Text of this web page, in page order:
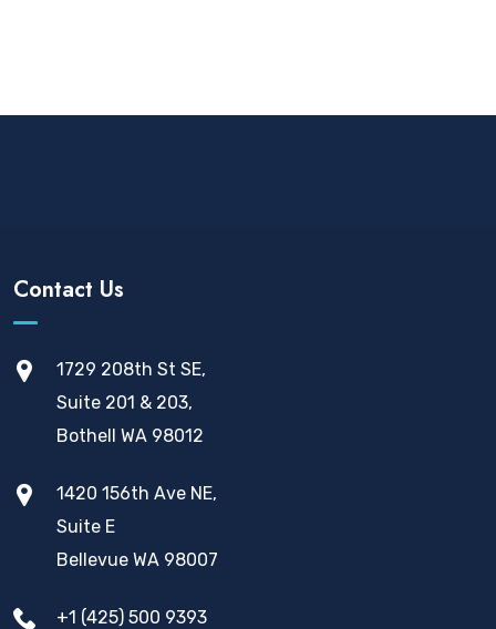
Contact Us
1729 208th St SE,
Suite 201 & 203,
Bothell WA 98012
1420 156th Ave NE,
Suite E
Bellevue WA 98007
+1 (425) 500 9393